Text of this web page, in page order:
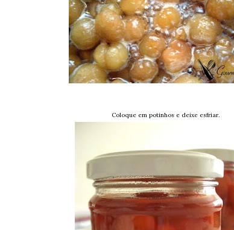
Coloque em potinhos e deixe esfriar.